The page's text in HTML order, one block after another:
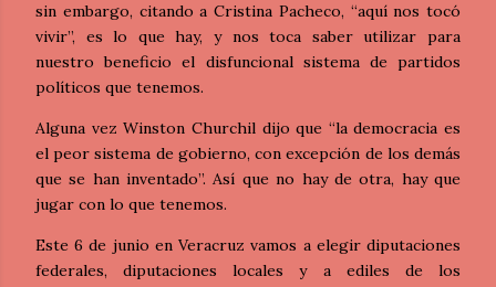
sin embargo, citando a Cristina Pacheco, “aquí nos tocó
vivir”, es lo que hay, y nos toca saber utilizar para
nuestro beneficio el disfuncional sistema de partidos
políticos que tenemos.
Alguna vez Winston Churchil dijo que “la democracia es
el peor sistema de gobierno, con excepción de los demás
que se han inventado”. Así que no hay de otra, hay que
jugar con lo que tenemos.
Este 6 de junio en Veracruz vamos a elegir diputaciones
federales, diputaciones locales y a ediles de los